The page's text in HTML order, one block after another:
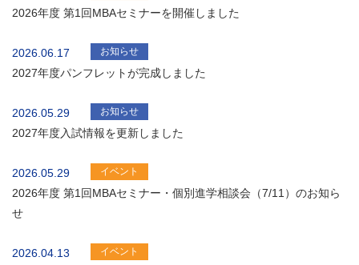
2026年度 第1回MBAセミナーを開催しました
2026.06.17 お知らせ
2027年度パンフレットが完成しました
2026.05.29 お知らせ
2027年度入試情報を更新しました
2026.05.29 イベント
2026年度 第1回MBAセミナー・個別進学相談会（7/11）のお知ら
せ
2026.04.13 イベント